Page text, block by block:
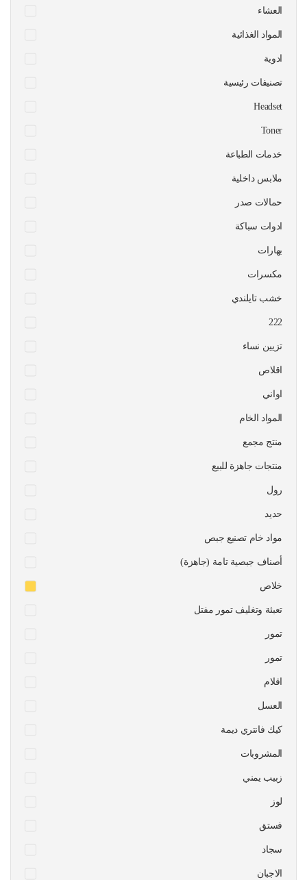
العشاء
المواد الغذائية
ادوية
تصنيفات رئيسية
Headset
Toner
خدمات الطباعة
ملابس داخلية
حمالات صدر
ادوات سباكة
بهارات
مكسرات
خشب تايلندي
222
تزيين نساء
اقلاص
اواني
المواد الخام
منتج مجمع
منتجات جاهزة للبيع
رول
حديد
مواد خام تصنيع جبص
أصناف جبصية تامة (جاهزة)
خلاص
تعبئة وتغليف تمور مفتل
تمور
تمور
اقلام
العسل
كيك فانتري ديمة
المشروبات
زبيب يمني
لوز
فستق
سجاد
الاجبان